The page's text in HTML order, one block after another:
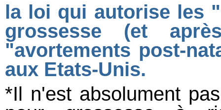
la loi qui autorise les
grossesse (et
"avortements post-
aux Etats-Unis.
*Il n'est absolument